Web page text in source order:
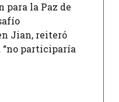
la Paz de
Jian, reiteró
“no participaría